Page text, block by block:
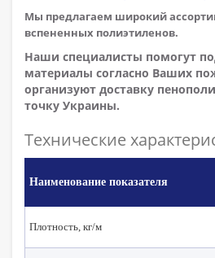
Мы предлагаем широкий
вспененных полиэтиленов.
Наши специалисты помогут
материалы согласно Ваших
организуют доставку
точку Украины.
Технические
Наименование показателя
Плотность, кг/м